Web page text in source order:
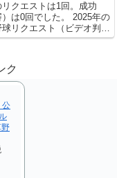
クエストは1回。成功
）は0回でした。 2025年の
球リクエスト（ビデオ判
を記録集計しています。
104回、失敗344回とな
。 【リク...
ク
公
野